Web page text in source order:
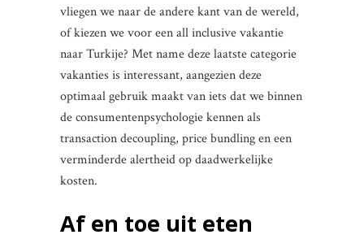
vliegen we naar de andere kant van de wereld,
of kiezen we voor een all inclusive vakantie
naar Turkije? Met name deze laatste categorie
vakanties is interessant, aangezien deze
optimaal gebruik maakt van iets dat we binnen
de consumentenpsychologie kennen als
transaction decoupling, price bundling en een
verminderde alertheid op daadwerkelijke
kosten.
Af en toe uit eten